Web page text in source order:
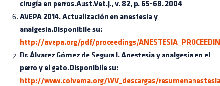
cirugía en perros.Aust.Vet.J., v. 82, p. 65-68. 2004
AVEPA 2014. Actualización en anestesia y
analgesia.Disponibile su:
http://avepa.org/pdf/proceedings/
Dr. Álvarez Gómez de Segura I. Anestesia y analgesia en el
perro y el gato.Disponibile su:
http://www.colvema.org/WV_descargas/